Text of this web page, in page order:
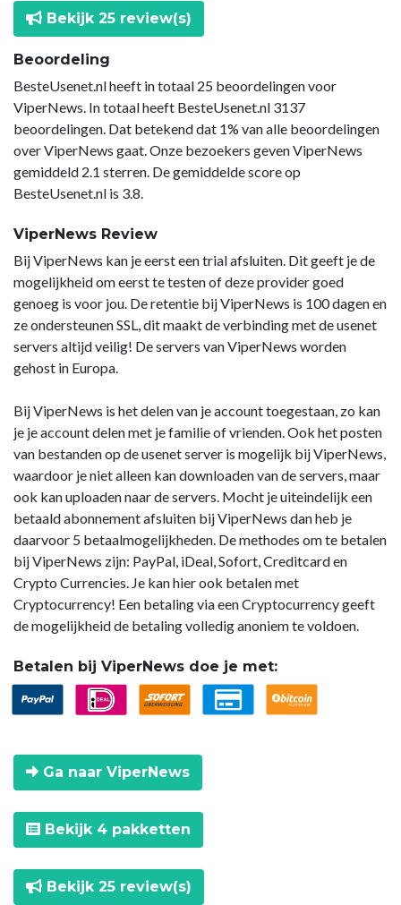
Bekijk 25 review(s)
Beoordeling
BesteUsenet.nl heeft in totaal 25 beoordelingen voor
ViperNews. In totaal heeft BesteUsenet.nl 3137
beoordelingen. Dat betekend dat 1% van alle beoordelingen
over ViperNews gaat. Onze bezoekers geven ViperNews
gemiddeld 2.1 sterren. De gemiddelde score op
BesteUsenet.nl is 3.8.
ViperNews Review
Bij ViperNews kan je eerst een trial afsluiten. Dit geeft je de
mogelijkheid om eerst te testen of deze provider goed
genoeg is voor jou. De retentie bij ViperNews is 100 dagen en
ze ondersteunen SSL, dit maakt de verbinding met de usenet
servers altijd veilig! De servers van ViperNews worden
gehost in Europa.
Bij ViperNews is het delen van je account toegestaan, zo kan
je je account delen met je familie of vrienden. Ook het posten
van bestanden op de usenet server is mogelijk bij ViperNews,
waardoor je niet alleen kan downloaden van de servers, maar
ook kan uploaden naar de servers. Mocht je uiteindelijk een
betaald abonnement afsluiten bij ViperNews dan heb je
daarvoor 5 betaalmogelijkheden. De methodes om te betalen
bij ViperNews zijn: PayPal, iDeal, Sofort, Creditcard en
Crypto Currencies. Je kan hier ook betalen met
Cryptocurrency! Een betaling via een Cryptocurrency geeft
de mogelijkheid de betaling volledig anoniem te voldoen.
Betalen bij ViperNews doe je met:
Ga naar ViperNews
Bekijk 4 pakketten
Bekijk 25 review(s)